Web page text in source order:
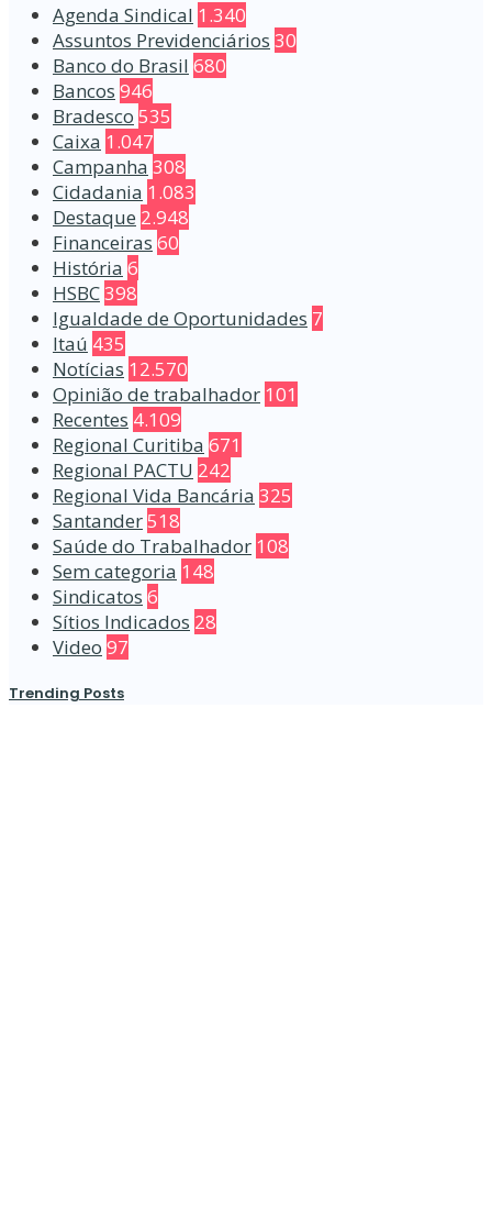
Agenda Sindical 1.340
Assuntos Previdenciários 30
Banco do Brasil 680
Bancos 946
Bradesco 535
Caixa 1.047
Campanha 308
Cidadania 1.083
Destaque 2.948
Financeiras 60
História 6
HSBC398
Igualdade de Oportunidades 7
Itaú 435
Notícias 12.570
Opinião de trabalhador 101
Recentes 4.109
Regional Curitiba 671
Regional PACTU 242
Regional Vida Bancária 325
Santander518
Saúde do Trabalhador 108
Sem categoria 148
Sindicatos 6
Sítios Indicados 28
Video 97
Trending Posts